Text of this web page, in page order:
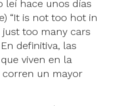
leí hace unos días
“It is not too hot in
just too many cars
definitiva, las
viven en la
corren un mayor